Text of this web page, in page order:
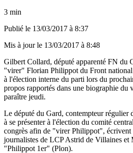
3 min
Publié le 13/03/2017 à 8:37
Mis à jour le 13/03/2017 à 8:48
Gilbert Collard, député apparenté FN du
"virer" Florian Philippot du Front national
à l'élection interne du parti lors du
propos rapportés dans une biographie du
paraître jeudi.
Le député du Gard, contempteur régulier
à se présenter à l'élection du comité
congrès afin de "virer Philippot", écrivent
journalistes de LCP Astrid de Villaines et
"Philippot 1er" (Plon).